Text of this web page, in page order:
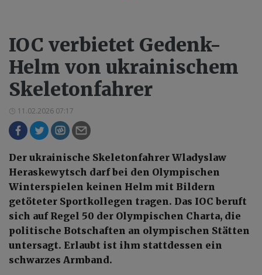
IOC verbietet Gedenk-
Helm von ukrainischem
Skeletonfahrer
11.02.2026 07:17
Der ukrainische Skeletonfahrer Wladyslaw
Heraskewytsch darf bei den Olympischen
Winterspielen keinen Helm mit Bildern
getöteter Sportkollegen tragen. Das IOC beruft
sich auf Regel 50 der Olympischen Charta, die
politische Botschaften an olympischen Stätten
untersagt. Erlaubt ist ihm stattdessen ein
schwarzes Armband.